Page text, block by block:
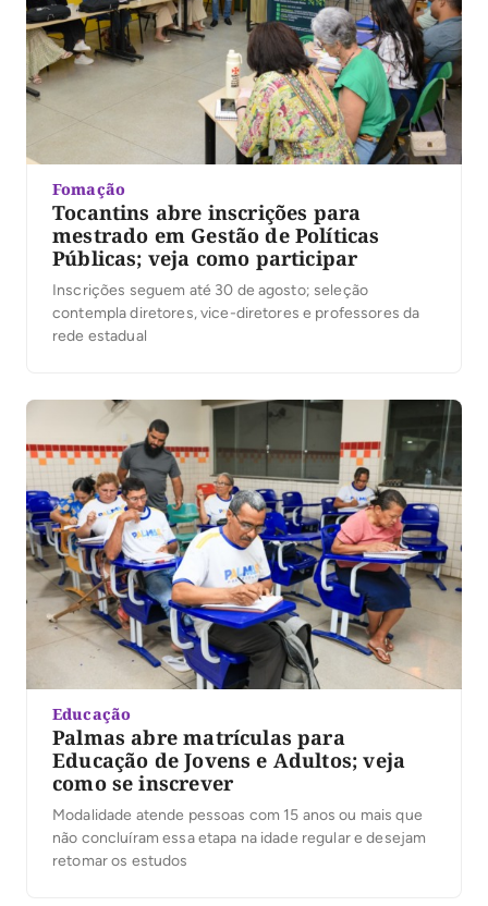
Fomação
Tocantins abre inscrições para
mestrado em Gestão de Políticas
Públicas; veja como participar
Inscrições seguem até 30 de agosto; seleção
contempla diretores, vice-diretores e professores da
rede estadual
Educação
Palmas abre matrículas para
Educação de Jovens e Adultos; veja
como se inscrever
Modalidade atende pessoas com 15 anos ou mais que
não concluíram essa etapa na idade regular e desejam
retomar os estudos